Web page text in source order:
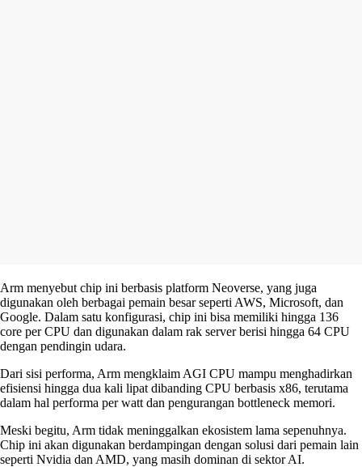
Arm menyebut chip ini berbasis platform Neoverse, yang juga
digunakan oleh berbagai pemain besar seperti AWS, Microsoft, dan
Google. Dalam satu konfigurasi, chip ini bisa memiliki hingga 136
core per CPU dan digunakan dalam rak server berisi hingga 64 CPU
dengan pendingin udara.
Dari sisi performa, Arm mengklaim AGI CPU mampu menghadirkan
efisiensi hingga dua kali lipat dibanding CPU berbasis x86, terutama
dalam hal performa per watt dan pengurangan bottleneck memori.
Meski begitu, Arm tidak meninggalkan ekosistem lama sepenuhnya.
Chip ini akan digunakan berdampingan dengan solusi dari pemain lain
seperti Nvidia dan AMD, yang masih dominan di sektor AI.